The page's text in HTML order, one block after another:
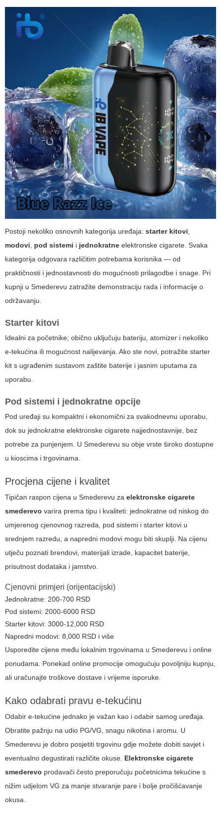
Postoji nekoliko osnovnih kategorija uređaja: starter kitovi
modovi
pod sistemi i jednokratne elektronske cigarete. Svaka
kategorija odgovara različitim potrebama korisnika — od
praktičnosti i jednostavnosti do mogućnosti prilagodbe i snage. Pri
kupnji u Smederevu zatražite demonstraciju rada i informacije o
održavanju.
Starter kitovi
Idealni za početnike; obično uključuju bateriju, atomizer i nekoliko
e-tekućina ili mogućnost nalijevanja. Ako ste novi, potražite starter
kit s ugrađenim sustavom zaštite baterije i jasnim uputama za
uporabu.
Pod sistemi i jednokratne opcije
Pod uređaji su kompaktni i ekonomični za svakodnevnu uporabu,
dok su jednokratne elektronske cigarete najjednostavnije, bez
potrebe za punjenjem. U Smederevu su obje vrste široko dostupne
u kioscima i trgovinama.
Procjena cijene i kvalitet
Tipičan raspon cijena u Smederevu za elektronske cigarete
smederevo varira prema tipu i kvaliteti: jednokratne od niskog do
umjerenog cjenovnog razreda, pod sistemi i starter kitovi u
srednjem razredu, a napredni modovi mogu biti skuplji. Na cijenu
utječu poznati brendovi, materijali izrade, kapacitet baterije,
prisutnost dodataka i jamstvo.
Cjenovni primjeri (orijentacijski)
Jednokratne: 200-700 RSD
Pod sistemi: 2000-6000 RSD
Starter kitovi: 3000-12,000 RSD
Napredni modovi: 8,000 RSD i više
Usporedite cijene među lokalnim trgovinama u Smederevu i online
ponudama. Ponekad online promocije omogućuju povoljniju kupnju,
ali uračunajte troškove dostave i vrijeme isporuke.
Kako odabrati pravu e-tekućinu
Odabir e-tekućine jednako je važan kao i odabir samog uređaja.
Obratite pažnju na udio PG/VG, snagu nikotina i aromu. U
Smederevu je dobro posjetiti trgovinu gdje možete dobiti savjet i
eventualno degustirati različite okuse. Elektronske cigarete
smederevo prodavači često preporučuju početnicima tekućine s
nižim udjelom VG za manje stvaranje pare i bolje pročišćavanje
okusa.